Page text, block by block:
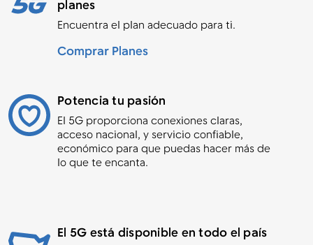
planes
Encuentra el plan adecuado para ti.
Comprar Planes
Potencia tu pasión
El 5G proporciona conexiones claras,
acceso nacional, y servicio confiable,
económico para que puedas hacer más de
lo que te encanta.
El 5G está disponible en todo el país